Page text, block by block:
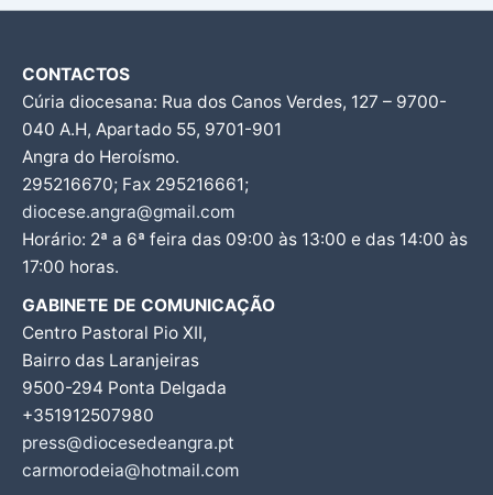
CONTACTOS
Cúria diocesana: Rua dos Canos Verdes, 127 – 9700-
040 A.H, Apartado 55, 9701-901
Angra do Heroísmo.
295216670; Fax 295216661;
diocese.angra@gmail.com
Horário: 2ª a 6ª feira das 09:00 às 13:00 e das 14:00 às
17:00 horas.
GABINETE DE COMUNICAÇÃO
Centro Pastoral Pio XII,
Bairro das Laranjeiras
9500-294 Ponta Delgada
+351912507980
press@diocesedeangra.pt
carmorodeia@hotmail.com